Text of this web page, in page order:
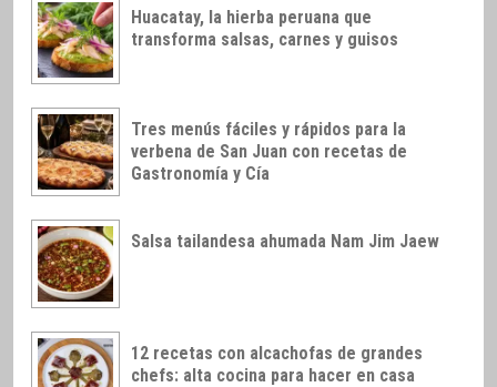
Huacatay, la hierba peruana que
transforma salsas, carnes y guisos
Tres menús fáciles y rápidos para la
verbena de San Juan con recetas de
Gastronomía y Cía
Salsa tailandesa ahumada Nam Jim Jaew
12 recetas con alcachofas de grandes
chefs: alta cocina para hacer en casa